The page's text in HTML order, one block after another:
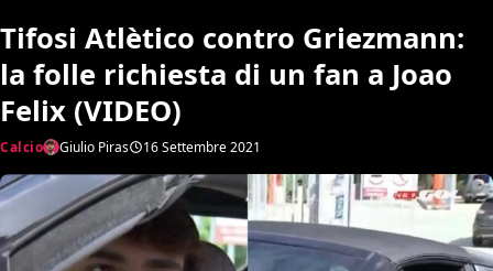
Tifosi Atlètico contro Griezmann:
la folle richiesta di un fan a Joao
Felix (VIDEO)
Calcio Giulio Piras 16 Settembre 2021